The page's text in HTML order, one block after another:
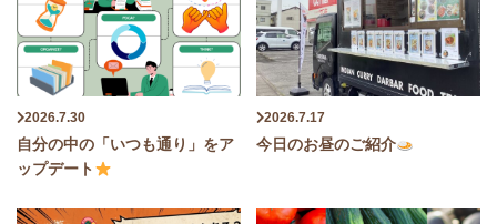
2026.7.30
自分の中の「いつも通り」をア
ップデート
2026.7.17
今日のお昼のご紹介